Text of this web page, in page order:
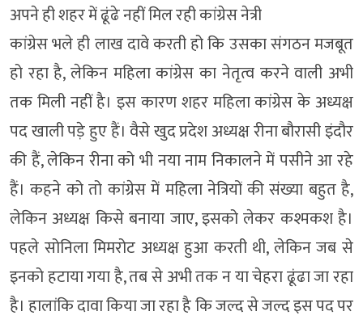
अपने ही शहर में ढूंढे नहीं मिल रही कांग्रेस नेत्री
कांग्रेस भले ही लाख दावे करती हो कि उसका संगठन मजबूत
हो रहा है, लेकिन महिला कांग्रेस का नेतृत्व करने वाली अभी
तक मिली नहीं है। इस कारण शहर महिला कांग्रेस के अध्यक्ष
पद खाली पड़े हुए हैं। वैसे खुद प्रदेश अध्यक्ष रीना बौरासी इंदौर
की हैं, लेकिन रीना को भी नया नाम निकालने में पसीने आ रहे
हैं। कहने को तो कांग्रेस में महिला नेत्रियों की संख्या बहुत है,
लेकिन अध्यक्ष किसे बनाया जाए, इसको लेकर कश्मकश है।
पहले सोनिला मिमरोट अध्यक्ष हुआ करती थी, लेकिन जब से
इनको हटाया गया है, तब से अभी तक न या चेहरा ढूंढा जा रहा
है। हालांकि दावा किया जा रहा है कि जल्द से जल्द इस पद पर